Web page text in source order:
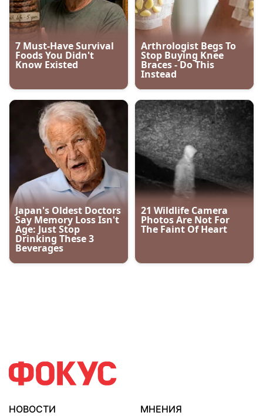
НОВОСТИ
МНЕНИЯ